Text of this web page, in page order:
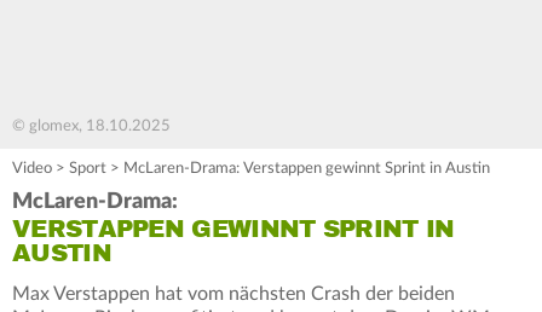
© glomex, 18.10.2025
Video > Sport > McLaren-Drama: Verstappen gewinnt Sprint in Austin
McLaren-Drama:
VERSTAPPEN GEWINNT SPRINT IN
AUSTIN
Max Verstappen hat vom nächsten Crash der beiden